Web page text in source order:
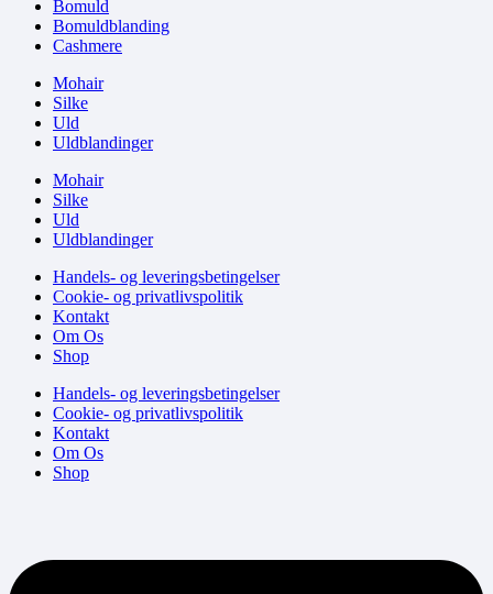
Bomuld
Bomuldblanding
Cashmere
Mohair
Silke
Uld
Uldblandinger
Mohair
Silke
Uld
Uldblandinger
Handels- og leveringsbetingelser
Cookie- og privatlivspolitik
Kontakt
Om Os
Shop
Handels- og leveringsbetingelser
Cookie- og privatlivspolitik
Kontakt
Om Os
Shop